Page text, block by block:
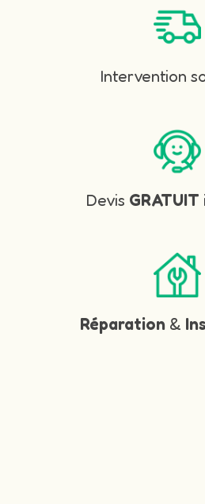
Intervention
Devis GRATUIT
Réparation &